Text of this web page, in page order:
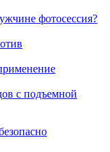
фотосессия?
с подъемной